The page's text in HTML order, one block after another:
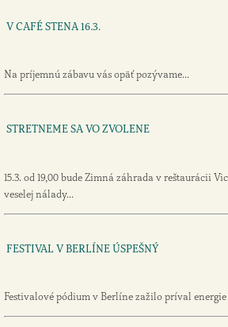
V CAFÉ STENA 16.3.
Na príjemnú zábavu vás opäť pozývame...
STRETNEME SA VO ZVOLENE
15.3. od 19,00 bude Zimná záhrada v reštaurácii
veselej nálady...
FESTIVAL V BERLÍNE ÚSPEŠNÝ
Festivalové pódium v Berlíne zažilo príval energie